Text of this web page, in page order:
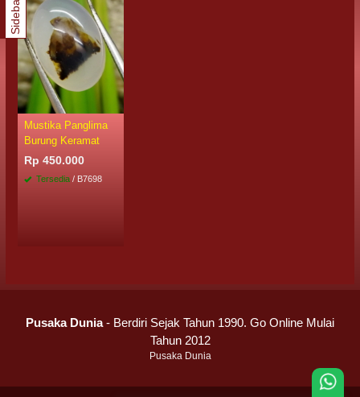
Mustika Panglima
Burung Keramat
Rp 450.000
Tersedia / B7698
Sidebar
Pusaka Dunia- Berdiri Sejak Tahun 1990. Go Online Mulai
Tahun 2012
Pusaka Dunia